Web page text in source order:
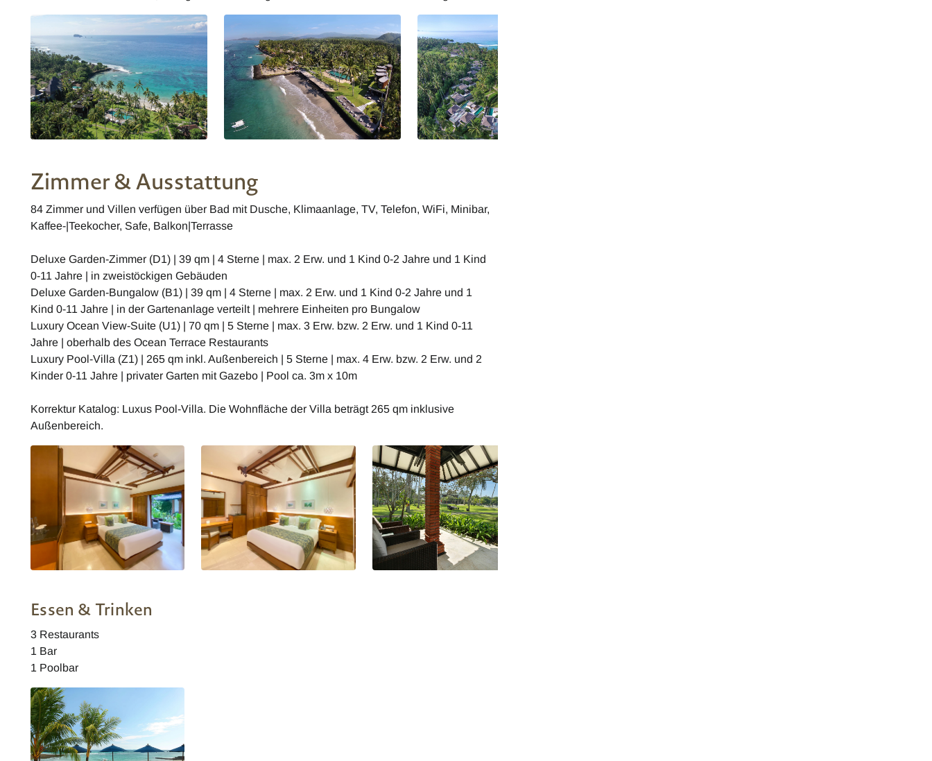
Zimmer & Ausstattung
84 Zimmer und Villen verfügen über Bad mit Dusche, Klimaanlage, TV, Telefon, WiFi, Minibar,
Kaffee-|Teekocher, Safe, Balkon|Terrasse
Deluxe Garden-Zimmer (D1) | 39 qm | 4 Sterne | max. 2 Erw. und 1 Kind 0-2 Jahre und 1 Kind
0-11 Jahre | in zweistöckigen Gebäuden
Deluxe Garden-Bungalow (B1) | 39 qm | 4 Sterne | max. 2 Erw. und 1 Kind 0-2 Jahre und 1
Kind 0-11 Jahre | in der Gartenanlage verteilt | mehrere Einheiten pro Bungalow
Luxury Ocean View-Suite (U1) | 70 qm | 5 Sterne | max. 3 Erw. bzw. 2 Erw. und 1 Kind 0-11
Jahre | oberhalb des Ocean Terrace Restaurants
Luxury Pool-Villa (Z1) | 265 qm inkl. Außenbereich | 5 Sterne | max. 4 Erw. bzw. 2 Erw. und 2
Kinder 0-11 Jahre | privater Garten mit Gazebo | Pool ca. 3m x 10m
Korrektur Katalog: Luxus Pool-Villa. Die Wohnfläche der Villa beträgt 265 qm inklusive
Außenbereich.
Essen & Trinken
3 Restaurants
1 Bar
1 Poolbar